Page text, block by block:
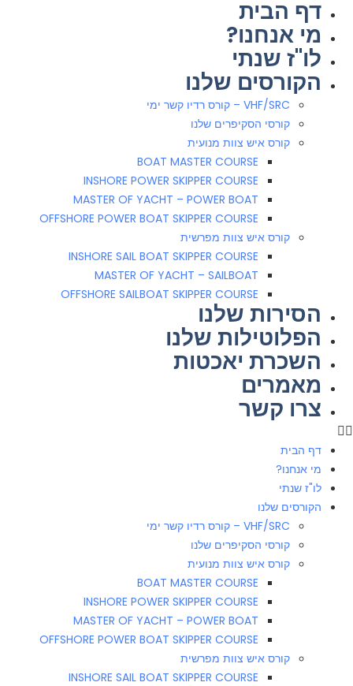
דף הבית
מי אנחנו?
לו"ז שנתי
הקורסים שלנו
VHF/SRC – קורס רדיו קשר ימי
קורסי הסקיפרים שלנו
קורס איש צוות מנועית
BOAT MASTER COURSE
INSHORE POWER SKIPPER COURSE
MASTER OF YACHT – POWER BOAT
OFFSHORE POWER BOAT SKIPPER COURSE
קורס איש צוות מפרשית
INSHORE SAIL BOAT SKIPPER COURSE
MASTER OF YACHT – SAILBOAT
OFFSHORE SAILBOAT SKIPPER COURSE
הסירות שלנו
הפלוטילות שלנו
השכרת יאכטות
מאמרים
צרו קשר
דף הבית
מי אנחנו?
לו"ז שנתי
הקורסים שלנו
VHF/SRC – קורס רדיו קשר ימי
קורסי הסקיפרים שלנו
קורס איש צוות מנועית
BOAT MASTER COURSE
INSHORE POWER SKIPPER COURSE
MASTER OF YACHT – POWER BOAT
OFFSHORE POWER BOAT SKIPPER COURSE
קורס איש צוות מפרשית
INSHORE SAIL BOAT SKIPPER COURSE